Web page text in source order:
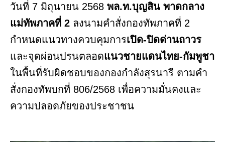
วันที่ 7 มิถุนายน 2568 พล.ท.บุญสิน พาดกลาง
แม่ทัพภาคที่ 2 ลงนามคำสั่งกองทัพภาคที่ 2
กำหนดแนวทางควบคุมการเปิด-ปิดด่านถาวร
และจุดผ่อนปรนตลอดแนวชายแดนไทย-กัมพูชา
ในพื้นที่รับผิดชอบของกองกำลังสุรนารี ตามคำ
สั่งกองทัพบกที่ 806/2568 เพื่อความมั่นคงและ
ความปลอดภัยของประชาชน